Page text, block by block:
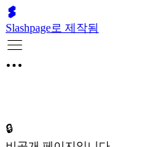
Slashpage로 제작됨
🔒